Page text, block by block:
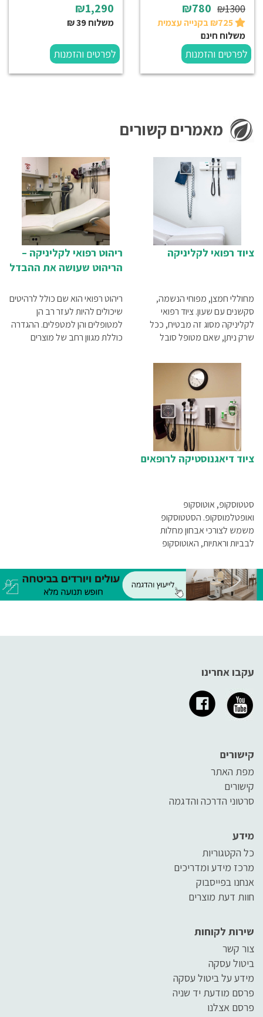
₪780 ₪1300
משלוח חינם
לפרטים והזמנות
₪1,290
משלוח 39 ₪
לפרטים והזמנות
מאמרים קשורים
ציוד רפואי לקליניקה
מחוללי חמצן, מפוחי הנשמה,
סקשנים עם שעון. ציוד רפואי
לקליניקה מסוג זה מבטיח, ככל
שרק ניתן, שאם מטופל סובל
במקום יימצא כל הציוד הדרוש
שימקסם את הסיכוי להצילו.
ריהוט רפואי לקליניקה –
הריהוט שעושה את ההבדל
ריהוט רפואי הוא שם כולל לרהיטים
שיכולים להיות לעזר רב הן
למטופלים והן למטפלים. ההגדרה
כוללת מגוון רחב של מוצרים
ציוד דיאגנוסטיקה לרופאים
סטטוסקופ, אוטוסקופ
ואופטלמוסקופ. הסטטוסקופ
משמש לצורכי אבחון מחלות
לבביות וראתיות, האוטוסקופ
לבדיקת קרקעית העין, ולכן אין
ספק שהם חייבים להיות איכותיים
ביותר.
עקבו אחרינו
קישורים
מפת האתר
קישורים
סרטוני הדרכה והדגמה
מידע
כל הקטגוריות
מרכז מידע ומדריכים
אנחנו בפייסבוק
חוות דעת מוצרים
שירות לקוחות
צור קשר
ביטול עסקה
מידע על ביטול עסקה
פרסם מודעת יד שניה
פרסם אצלנו